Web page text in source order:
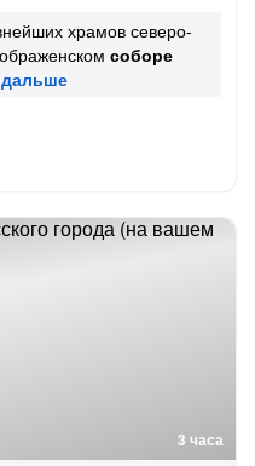
храмов северо-
соборе
3 часа